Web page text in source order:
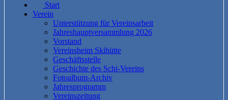
Start
Verein
Unterstützung für Vereinsarbeit
Jahreshauptversammlung 2026
Vorstand
Vereinsheim Skihütte
Geschäftsstelle
Geschichte des Schi-Vereins
Fotoalbum-Archiv
Jahresprogramm
Vereinszeitung